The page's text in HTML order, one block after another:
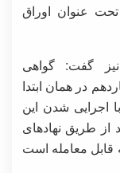
عنوان اوراق
گفت: گواهی
در همان ابتدا
اجرایی شدن این
از طریق نهاد‌های
قابل معامله است